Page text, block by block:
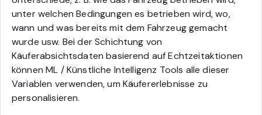
unter welchen Bedingungen es betrieben wird, wo,
wann und was bereits mit dem Fahrzeug gemacht
wurde usw. Bei der Schichtung von
Käuferabsichtsdaten basierend auf Echtzeitaktionen
können ML / Künstliche Intelligenz Tools alle dieser
Variablen verwenden, um Käufererlebnisse zu
personalisieren.